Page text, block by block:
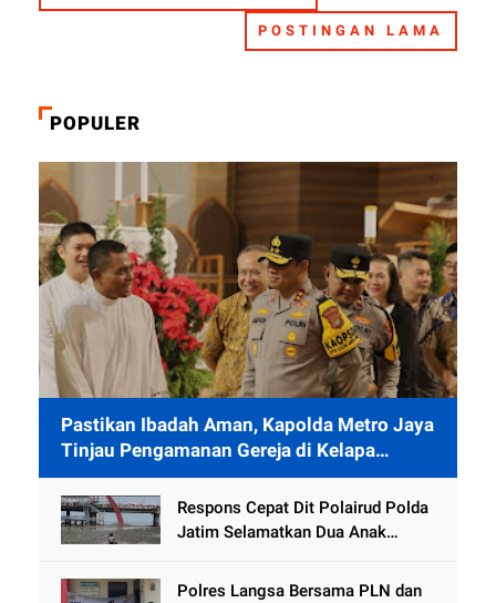
POSTINGAN LAMA
POPULER
Pastikan Ibadah Aman, Kapolda Metro Jaya
Tinjau Pengamanan Gereja di Kelapa
Gading
Respons Cepat Dit Polairud Polda
Jatim Selamatkan Dua Anak
Kenjeran
Polres Langsa Bersama PLN dan